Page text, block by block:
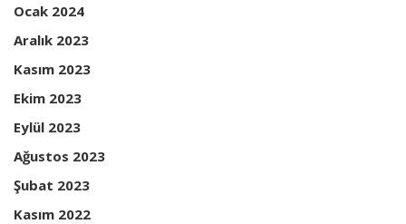
Ocak 2024
Aralık 2023
Kasım 2023
Ekim 2023
Eylül 2023
Ağustos 2023
Şubat 2023
Kasım 2022